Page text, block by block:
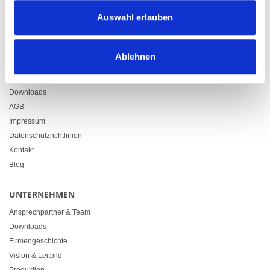
Auswahl erlauben
Ablehnen
Zürcherstrasse 37
LINKS
Downloads
AGB
Impressum
Datenschutzrichtlinien
Kontakt
Blog
UNTERNEHMEN
Ansprechpartner & Team
Downloads
Firmengeschichte
Vision & Leitbild